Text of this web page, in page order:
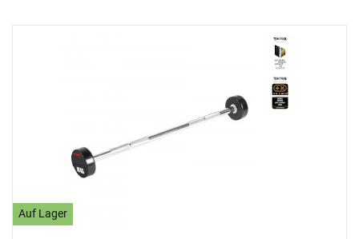
Auf Lager